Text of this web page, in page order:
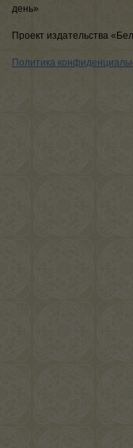
день»
Проект издательства
Политика